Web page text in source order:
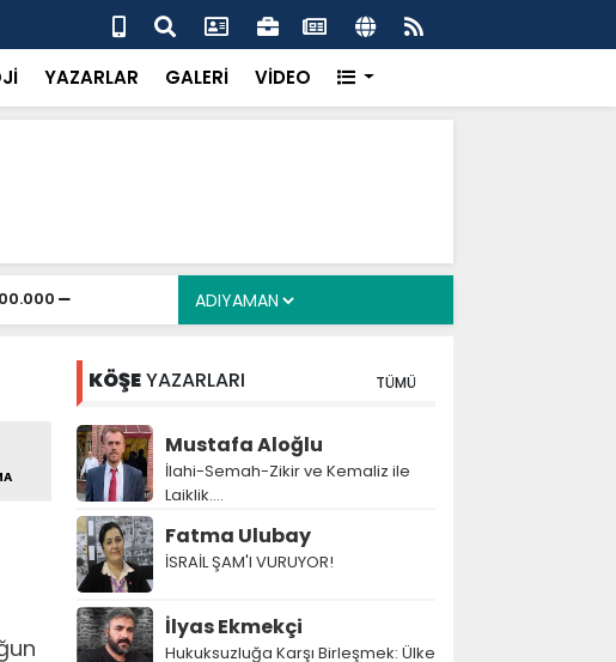
Dr. Dalyan: ‘Fransız Enstitüsü raporu, Adıyaman'daki siyasi
'metroköy' kavramıyla açıklıyor’
YAZARLAR GALERİ VİDEO
00.000
KÖŞEYAZARLARI TÜMÜ
Mustafa Aloğlu
İlahi-Semah-Zikir ve Kemaliz ile
Laiklik….
Fatma Ulubay
İSRAİL ŞAM'I VURUYOR!
İlyas Ekmekçi
Hukuksuzluğa Karşı Birleşmek: Ülke